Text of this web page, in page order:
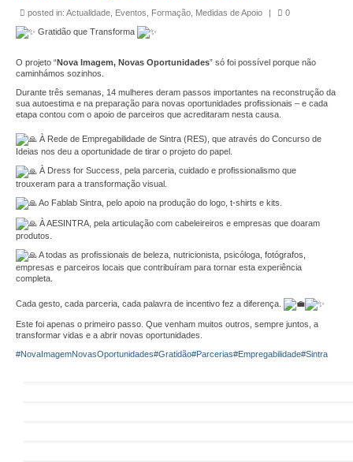
Agência
Testemunhos
Áreas de Atuação
Empreendedorismo
Startlab
Garage Incubator
CriAtive Lab
Emprego
posted in: Actualidade Eventos Formação Medidas de Apoio
0
Gratidão que Transforma
O projeto “Nova Imagem, Novas Oportunidades” só foi possível porque não
caminhámos sozinhos.
Durante três semanas, 14 mulheres deram passos importantes na reconstrução da
sua autoestima e na preparação para novas oportunidades profissionais – e cada
etapa contou com o apoio de parceiros que acreditaram nesta causa.
À Rede de Empregabilidade de Sintra (RES), que através do Concurso de
Ideias nos deu a oportunidade de tirar o projeto do papel.
À Dress for Success, pela parceria, cuidado e profissionalismo que
trouxeram para a transformação visual.
Ao Fablab Sintra, pelo apoio na produção do logo, t-shirts e kits.
À AESINTRA, pela articulação com cabeleireiros e empresas que doaram
produtos.
A todas as profissionais de beleza, nutricionista, psicóloga, fotógrafos,
empresas e parceiros locais que contribuíram para tornar esta experiência
completa.
Cada gesto, cada parceria, cada palavra de incentivo fez a diferença.
Este foi apenas o primeiro passo. Que venham muitos outros, sempre juntos, a
transformar vidas e a abrir novas oportunidades.
#NovaImagemNovasOportunidades#Gratidão#Parcerias#Empregabilidade#Sintra